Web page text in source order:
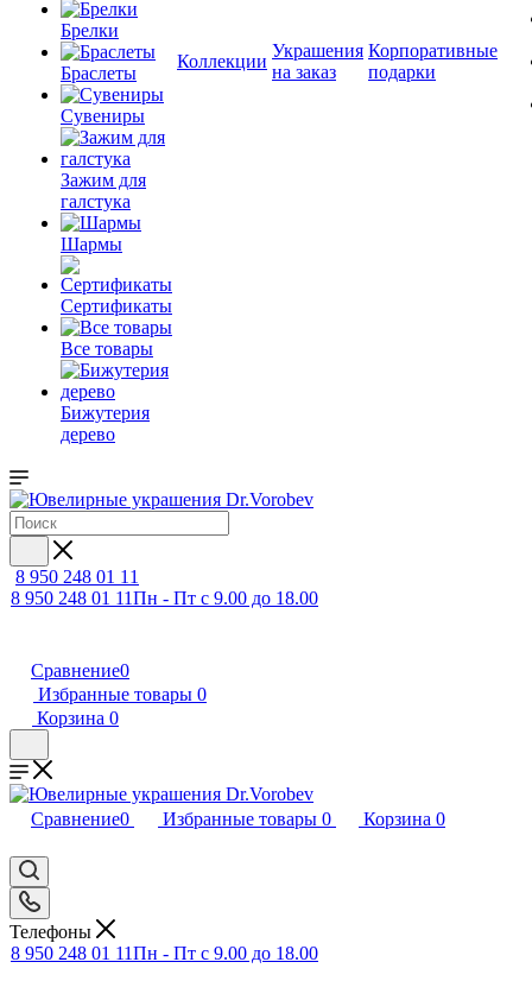
Брелки
Браслеты
Сувениры
Зажим для
галстука
Шармы
Сертификаты
Все товары
Бижутерия
дерево
Коллекции
Украшения
на заказ
Корпоративные
подарки
8 950 248 01 11
8 950 248 01 11Пн - Пт с 9.00 до 18.00
Сравнение0
Избранные товары 0
Корзина 0
Сравнение0 Избранные товары 0 Корзина 0
Телефоны
8 950 248 01 11Пн - Пт с 9.00 до 18.00